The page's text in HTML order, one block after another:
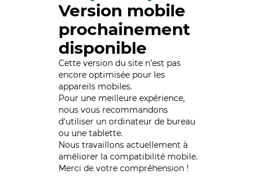
Version mobile
prochainement
disponible
Cette version du site n’est pas
encore optimisée pour les
appareils mobiles.
Pour une meilleure expérience,
nous vous recommandons
d'utiliser un ordinateur de bureau
ou une tablette.
Nous travaillons actuellement à
améliorer la compatibilité mobile.
Merci de votre compréhension !